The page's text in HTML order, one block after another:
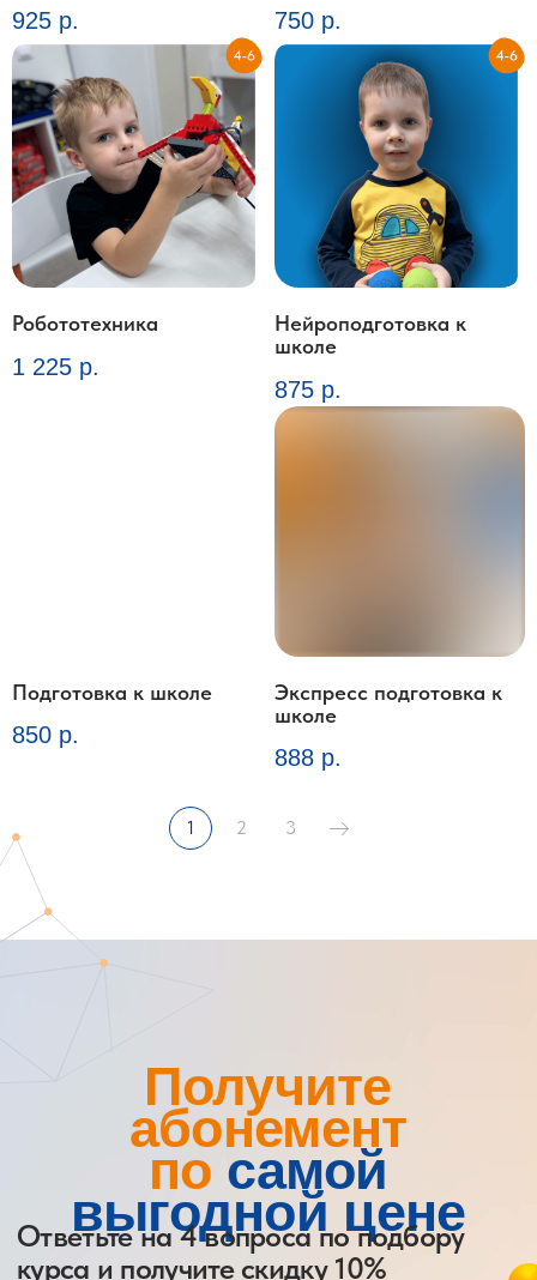
925 р. 750 р.
Робототехника
1 225 р.
Нейроподготовка к
школе
875 р.
Подготовка к школе
850 р.
Экспресс подготовка к
школе
888 р.
1 2 3
Подобрать курс